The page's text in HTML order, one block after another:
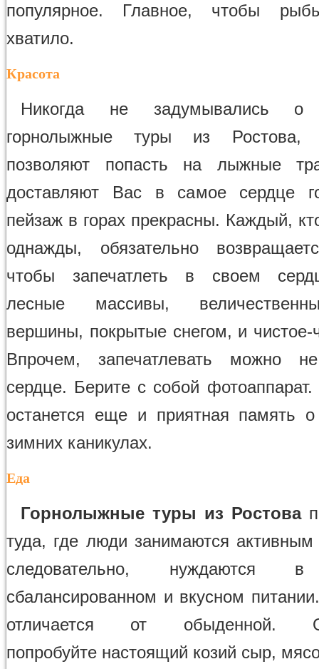
популярное. Главное, чтобы
хватило.
Красота
Никогда не задумывались
горнолыжные туры из Ростова,
позволяют попасть на лыжные
доставляют Вас в самое сердце
пейзаж в горах прекрасны. Каждый,
однажды, обязательно
чтобы запечатлеть в своем
лесные массивы,
вершины, покрытые снегом, и чистое-
Впрочем, запечатлевать можно
сердце. Берите с собой
останется еще и приятная память
зимних каникулах.
Еда
Горнолыжные туры из Ростова
туда, где люди занимаются
следовательно, нуждаются
сбалансированном и вкусном
отличается от обыденной.
попробуйте настоящий козий сыр,